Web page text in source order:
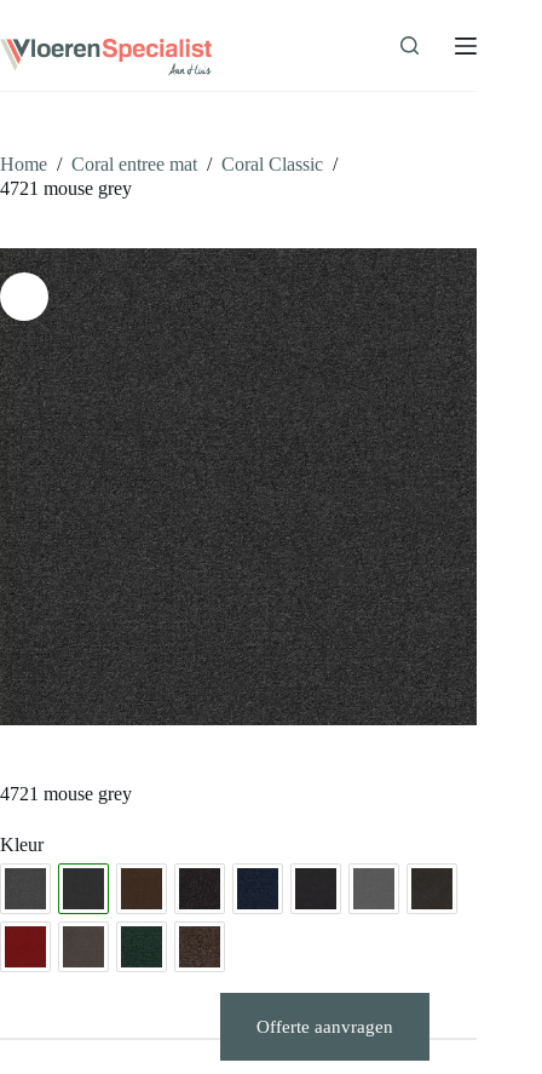
de
inhoud
Home / Coral entree mat / Coral Classic /
4721 mouse grey
4721 mouse grey
Kleur
Offerte aanvragen